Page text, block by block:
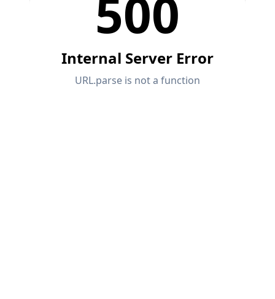
Applications
Objets de modèle